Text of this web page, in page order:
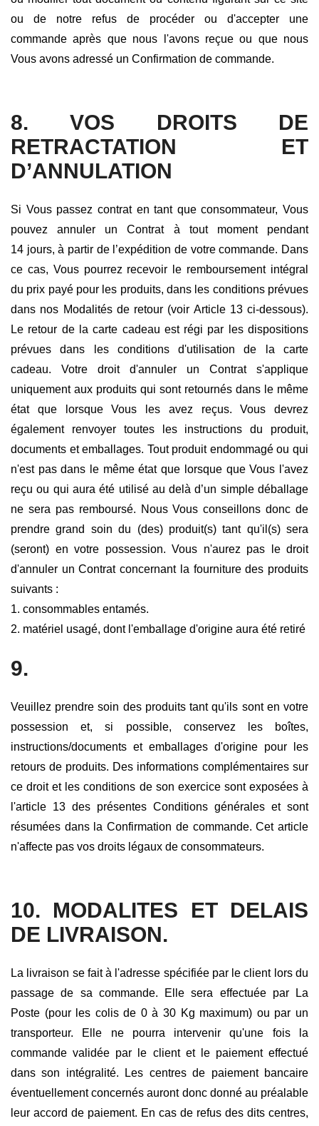
ou de notre refus de procéder ou d'accepter une
commande après que nous l'avons reçue ou que nous
Vous avons adressé un Confirmation de commande.
8. VOS DROITS DE
RETRACTATION ET
D’ANNULATION
Si Vous passez contrat en tant que consommateur, Vous
pouvez annuler un Contrat à tout moment pendant
14 jours, à partir de l’expédition de votre commande. Dans
ce cas, Vous pourrez recevoir le remboursement intégral
du prix payé pour les produits, dans les conditions prévues
dans nos Modalités de retour (voir Article 13 ci-dessous).
Le retour de la carte cadeau est régi par les dispositions
prévues dans les conditions d'utilisation de la carte
cadeau. Votre droit d'annuler un Contrat s'applique
uniquement aux produits qui sont retournés dans le même
état que lorsque Vous les avez reçus. Vous devrez
également renvoyer toutes les instructions du produit,
documents et emballages. Tout produit endommagé ou qui
n'est pas dans le même état que lorsque que Vous l'avez
reçu ou qui aura été utilisé au delà d’un simple déballage
ne sera pas remboursé. Nous Vous conseillons donc de
prendre grand soin du (des) produit(s) tant qu'il(s) sera
(seront) en votre possession. Vous n'aurez pas le droit
d'annuler un Contrat concernant la fourniture des produits
suivants :
1. consommables entamés.
2. matériel usagé, dont l'emballage d'origine aura été retiré
9.
Veuillez prendre soin des produits tant qu'ils sont en votre
possession et, si possible, conservez les boîtes,
instructions/documents et emballages d'origine pour les
retours de produits. Des informations complémentaires sur
ce droit et les conditions de son exercice sont exposées à
l'article 13 des présentes Conditions générales et sont
résumées dans la Confirmation de commande. Cet article
n'affecte pas vos droits légaux de consommateurs.
10. MODALITES ET DELAIS
DE LIVRAISON.
La livraison se fait à l'adresse spécifiée par le client lors du
passage de sa commande. Elle sera effectuée par La
Poste (pour les colis de 0 à 30 Kg maximum) ou par un
transporteur. Elle ne pourra intervenir qu'une fois la
commande validée par le client et le paiement effectué
dans son intégralité. Les centres de paiement bancaire
éventuellement concernés auront donc donné au préalable
leur accord de paiement. En cas de refus des dits centres,